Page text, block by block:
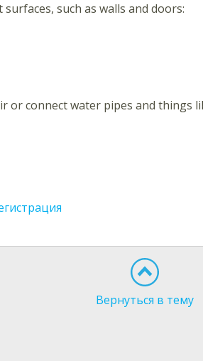
such as walls and doors:
or connect water pipes and things
Вернуться в тему